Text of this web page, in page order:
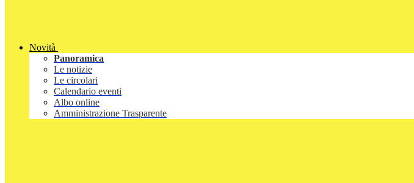
Novità
Panoramica
Le notizie
Le circolari
Calendario eventi
Albo online
Amministrazione Trasparente